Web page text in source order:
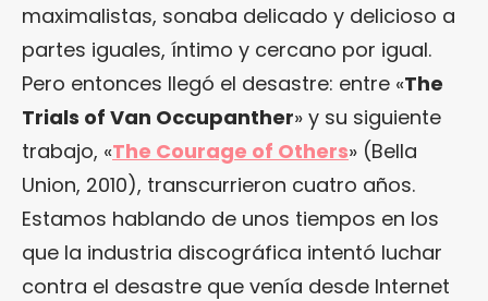
maximalistas, sonaba delicado y delicioso a
partes iguales, íntimo y cercano por igual.
Pero entonces llegó el desastre: entre «The
Trials of Van Occupanther» y su siguiente
trabajo, «The Courage of Others» (Bella
Union, 2010), transcurrieron cuatro años.
Estamos hablando de unos tiempos en los
que la industria discográfica intentó luchar
contra el desastre que venía desde Internet